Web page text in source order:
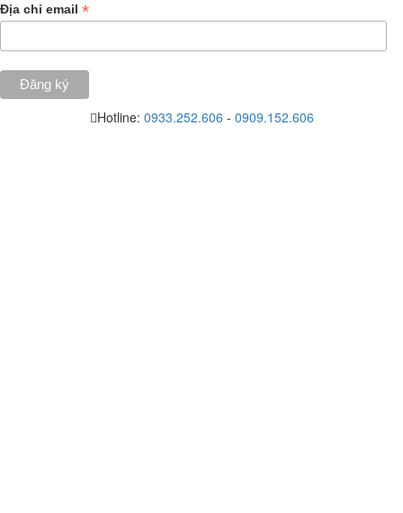
Địa chỉ email *
Hotline: 0933.252.606 - 0909.152.606